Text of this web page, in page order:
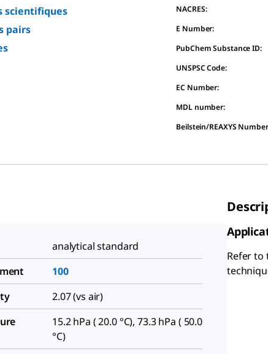
scientifiques
pairs
NACRES:
E Number:
PubChem Substance ID:
UNSPSC Code:
EC Number:
MDL number:
Beilstein/REAXYS
analytical standard
100
2.07 (vs air)
15.2 hPa ( 20.0 °C), 73.3 hPa ( 50.0
°C)
Refer to